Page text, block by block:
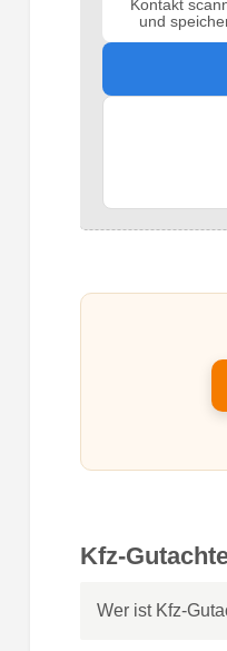
Kontakt
und
Kfz-
Wer ist Kfz-